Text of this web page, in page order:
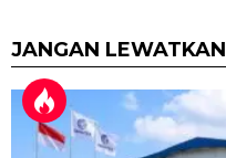
JANGAN LEWATKAN